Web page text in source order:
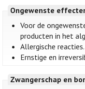
Ongewenste
Voor de
producten in het
Allergische reacties.
Ernstige en
Zwangerschap en